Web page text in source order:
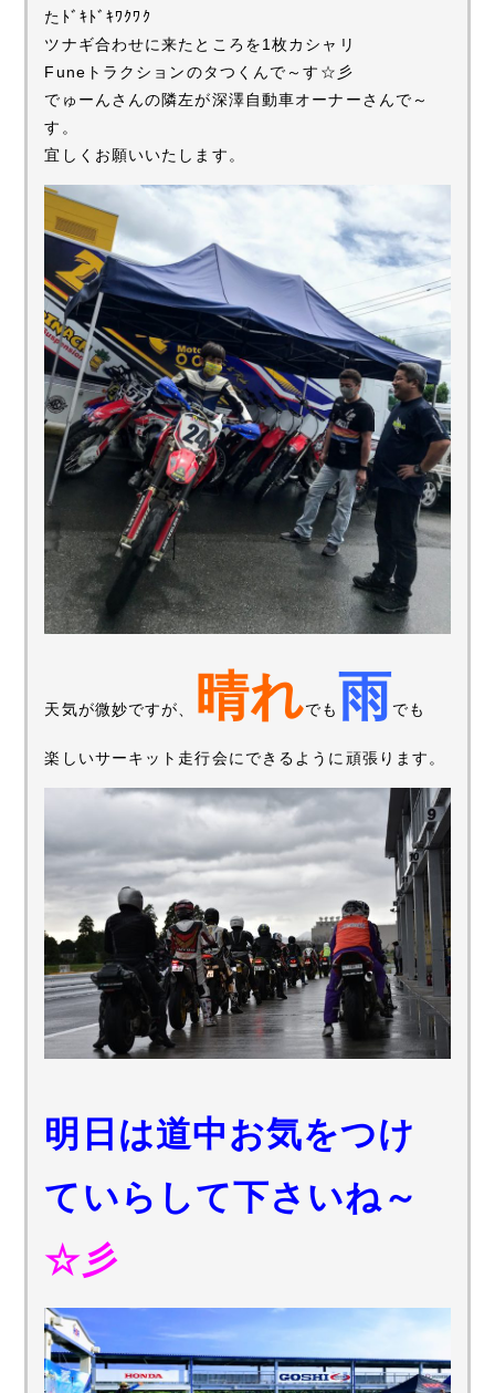
たﾄﾞｷﾄﾞｷﾜｸﾜｸ
ツナギ合わせに来たところを1枚カシャリ
Funeトラクションのタつくんで～す☆彡
でゅーんさんの隣左が深澤自動車オーナーさんで～
す。
宜しくお願いいたします。
天気が微妙ですが、 晴れでも雨でも
楽しいサーキット走行会にできるように頑張ります。
明日は道中お気をつけ
ていらして下さいね～
☆彡